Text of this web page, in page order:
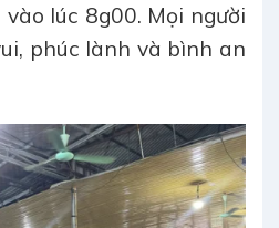
lúc 8g00. Mọi người
phúc lành và bình an